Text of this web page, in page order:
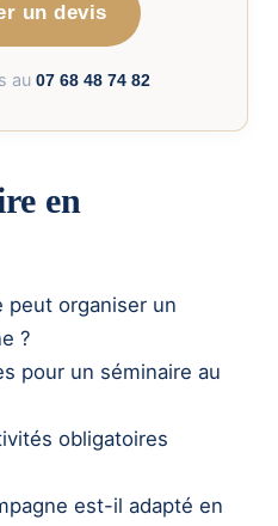
un devis
au 07 68 48 74 82
en
peut organiser un
?
pour un séminaire au
obligatoires
est-il adapté en